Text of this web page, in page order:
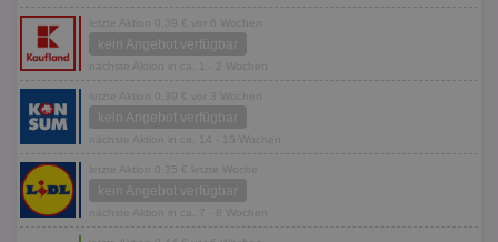
letzte Aktion 0,39 € vor 6 Wochen
kein Angebot verfügbar
nächste Aktion in ca. 1 - 2 Wochen
letzte Aktion 0,39 € vor 3 Wochen
kein Angebot verfügbar
nächste Aktion in ca. 14 - 15 Wochen
letzte Aktion 0,35 € letzte Woche
kein Angebot verfügbar
nächste Aktion in ca. 7 - 8 Wochen